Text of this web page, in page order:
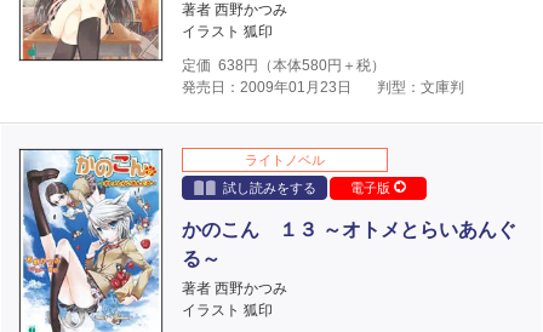
著者 西野かつみ
イラスト 狐印
定価 638 円（本体580円＋税）
発売日：2009年01月23日
判型：文庫判
ライトノベル
試し読みをする
電子版
かのこん １３ ～オトメとらいあんぐ
る～
著者 西野かつみ
イラスト 狐印